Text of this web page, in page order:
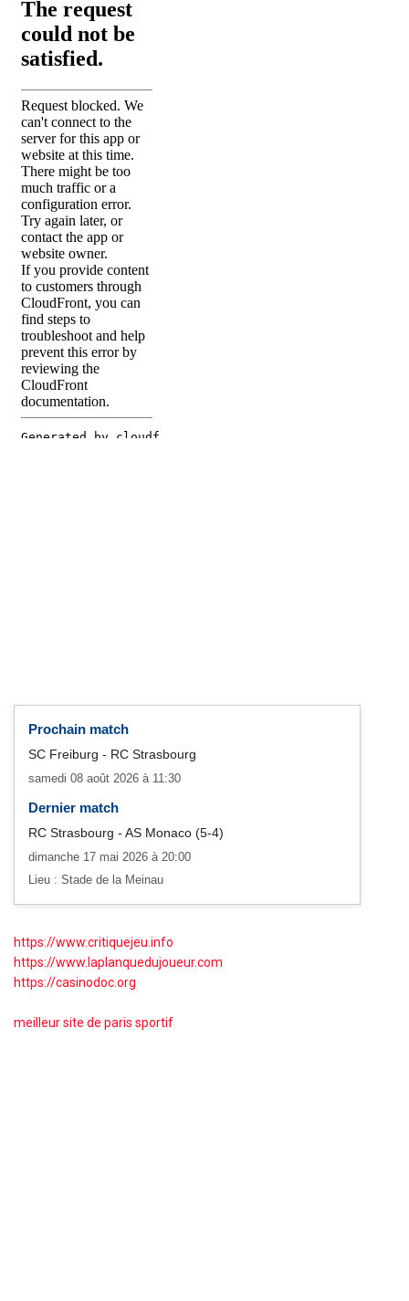
Prochain match
SC Freiburg - RC Strasbourg
samedi 08 août 2026 à 11:30
Dernier match
RC Strasbourg - AS Monaco (5-4)
dimanche 17 mai 2026 à 20:00
Lieu : Stade de la Meinau
https://www.critiquejeu.info
https://www.laplanquedujoueur.com
https://casinodoc.org
meilleur site de paris sportif